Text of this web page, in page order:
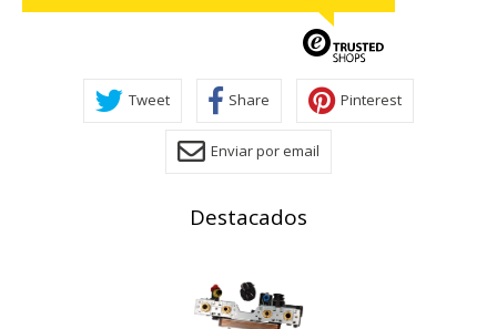
Tweet Share Pinterest
Enviar por email
Destacados
Cookies de rendimiento
Estas cookies nos permiten contar las visitas y fuentes de
tráfico para poder evaluar el rendimiento de nuestro sitio y
mejorarlo. Nos ayudan a saber qué páginas son las más o
menos visitadas, y cómo los visitantes navegan por el sitio.
Toda la información que recogen estas cookies es
agregada y, por lo tanto, es anónima.
Cookies Utilizadas:
Estas cookies pueden ser establecidas a través de nuestro
sitio por nuestros socios publicitarios. Pueden ser